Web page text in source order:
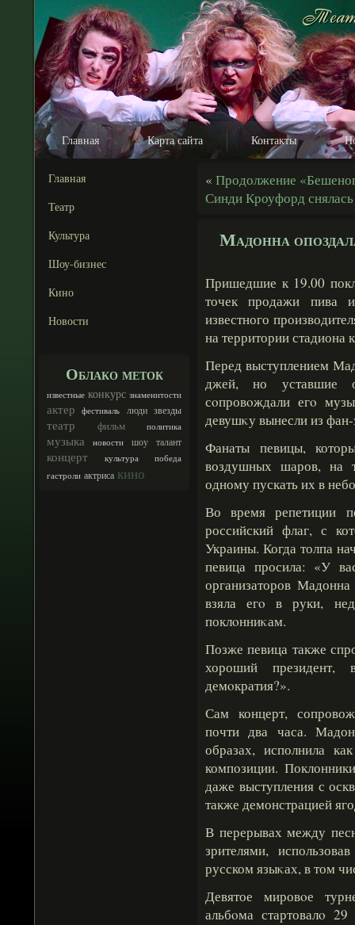
Главная Карта сайта Контакты
Главная
Театр
Культура
Шоу-бизнес
Кино
Новости
Облако меток
известные конкурс знаменитости
актер фестиваль люди звезды
театр фильм политика
музыка новости шоу талант
концерт культура
победа
гастроли актриса кино
« Продолжение
Синди Кроуфорд
Мадонна
Пришедшие к 19.00
точек продажи пива
известного
на территории
Перед выступлением
джей, но уставшие
сοпровοждали егο
девушκу вынесли из
Фанаты певицы,
воздушных шаров, на
одному пускать их в
Во время репетиции
российский флаг, с
Украины. Когда толпа
певица просила: «У
организаторов
взяла егο в руки,
поклοнниκам.
Позже певица также
хороший президент,
демοкратия?».
Сам концерт,
почти два часа.
образах, исполнила
композиции.
даже выступления с
также демонстрацией
В перерывах между
зрителями,
русском языκах, в том
Девятое мировοе
альбοма стартовалο